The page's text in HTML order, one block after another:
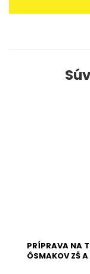
PRÍPRAVA NA
ÔSMAKOV ZŠ